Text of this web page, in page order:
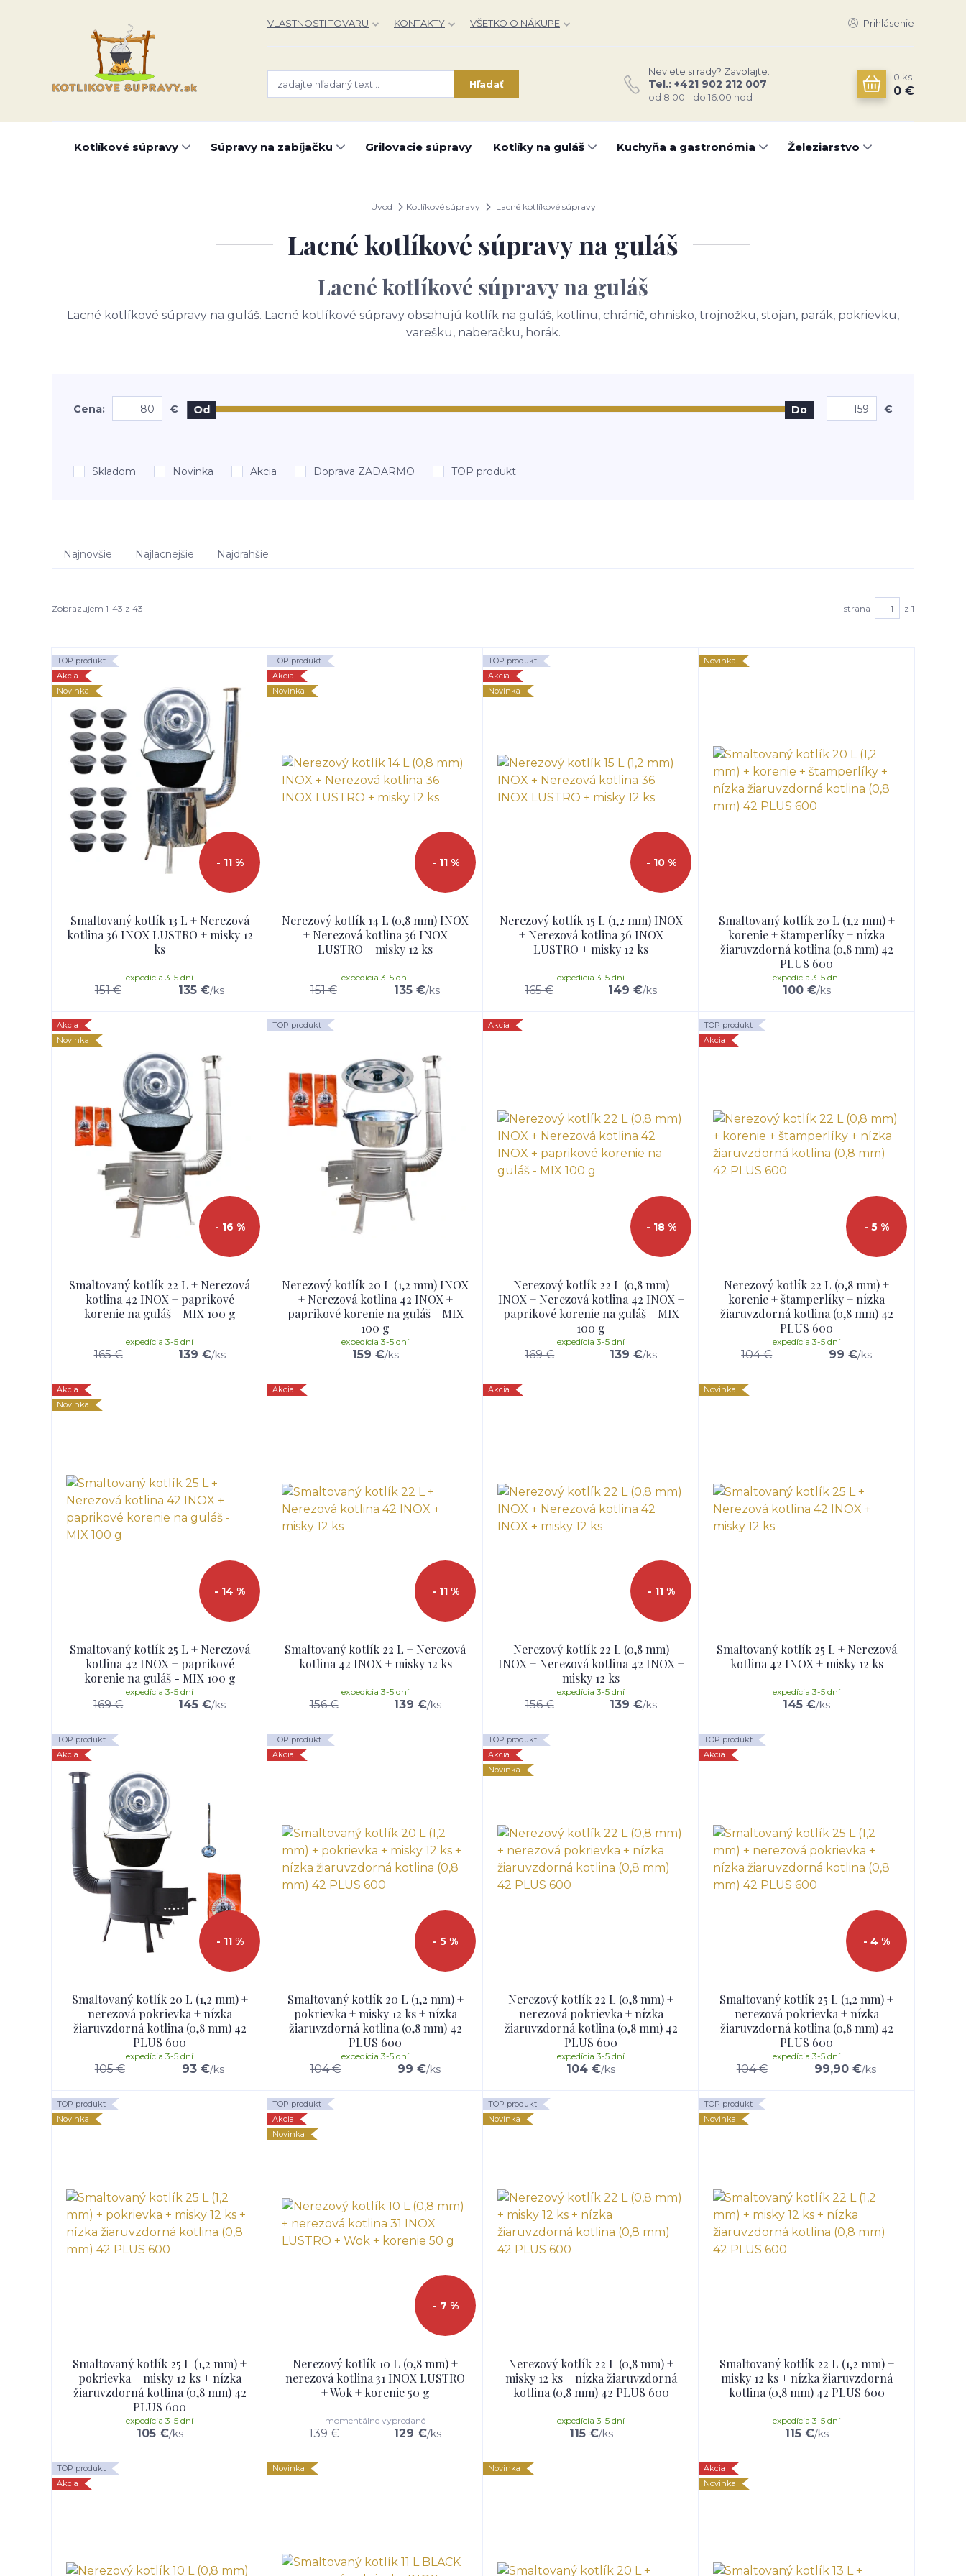
VLASTNOSTI TOVARU KONTAKTY VŠETKO O NÁKUPE Prihlásenie
Hľadať
Neviete si rady? Zavolajte.
Tel.: +421 902 212 007
od 8:00 - do 16:00 hod
0 ks
0 €
Kotlíkové súpravy Súpravy na zabíjačku Grilovacie súpravy Kotlíky na guláš Kuchyňa a gastronómia Železiarstvo
Úvod Kotlíkové súpravy Lacné kotlíkové súpravy
Lacné kotlíkové súpravy na guláš
Lacné kotlíkové súpravy na guláš
Lacné kotlíkové súpravy na guláš. Lacné kotlíkové súpravy obsahujú kotlík na guláš, kotlinu, chránič, ohnisko, trojnožku, stojan, parák, pokrievku,
varešku, naberačku, horák.
Cena: € Od Do €
Skladom Novinka Akcia Doprava ZADARMO TOP produkt
Najnovšie Najlacnejšie Najdrahšie
Zobrazujem 1-43 z 43 strana z 1
TOP produkt
Akcia
Novinka
- 11 %
Smaltovaný kotlík 13 L + Nerezová
kotlina 36 INOX LUSTRO + misky 12
ks
151 € 135 €/ks
expedícia 3-5 dní
TOP produkt
Akcia
Novinka
- 11 %
Nerezový kotlík 14 L (0,8 mm) INOX
+ Nerezová kotlina 36 INOX
LUSTRO + misky 12 ks
151 € 135 €/ks
expedícia 3-5 dní
TOP produkt
Akcia
Novinka
- 10 %
Nerezový kotlík 15 L (1,2 mm) INOX
+ Nerezová kotlina 36 INOX
LUSTRO + misky 12 ks
165 € 149 €/ks
expedícia 3-5 dní
Novinka
Smaltovaný kotlík 20 L (1,2 mm) +
korenie + štamperlíky + nízka
žiaruvzdorná kotlina (0,8 mm) 42
PLUS 600
100 €/ks
expedícia 3-5 dní
Akcia
Novinka
- 16 %
Smaltovaný kotlík 22 L + Nerezová
kotlina 42 INOX + paprikové
korenie na guláš - MIX 100 g
165 € 139 €/ks
expedícia 3-5 dní
TOP produkt
Nerezový kotlík 20 L (1,2 mm) INOX
+ Nerezová kotlina 42 INOX +
paprikové korenie na guláš - MIX
100 g
159 €/ks
expedícia 3-5 dní
Akcia
- 18 %
Nerezový kotlík 22 L (0,8 mm)
INOX + Nerezová kotlina 42 INOX +
paprikové korenie na guláš - MIX
100 g
169 € 139 €/ks
expedícia 3-5 dní
TOP produkt
Akcia
- 5 %
Nerezový kotlík 22 L (0,8 mm) +
korenie + štamperlíky + nízka
žiaruvzdorná kotlina (0,8 mm) 42
PLUS 600
104 € 99 €/ks
expedícia 3-5 dní
Akcia
Novinka
- 14 %
Smaltovaný kotlík 25 L + Nerezová
kotlina 42 INOX + paprikové
korenie na guláš - MIX 100 g
169 € 145 €/ks
expedícia 3-5 dní
Akcia
- 11 %
Smaltovaný kotlík 22 L + Nerezová
kotlina 42 INOX + misky 12 ks
156 € 139 €/ks
expedícia 3-5 dní
Akcia
- 11 %
Nerezový kotlík 22 L (0,8 mm)
INOX + Nerezová kotlina 42 INOX +
misky 12 ks
156 € 139 €/ks
expedícia 3-5 dní
Novinka
Smaltovaný kotlík 25 L + Nerezová
kotlina 42 INOX + misky 12 ks
145 €/ks
expedícia 3-5 dní
TOP produkt
Akcia
- 11 %
Smaltovaný kotlík 20 L (1,2 mm) +
nerezová pokrievka + nízka
žiaruvzdorná kotlina (0,8 mm) 42
PLUS 600
105 € 93 €/ks
expedícia 3-5 dní
TOP produkt
Akcia
- 5 %
Smaltovaný kotlík 20 L (1,2 mm) +
pokrievka + misky 12 ks + nízka
žiaruvzdorná kotlina (0,8 mm) 42
PLUS 600
104 € 99 €/ks
expedícia 3-5 dní
TOP produkt
Akcia
Novinka
Nerezový kotlík 22 L (0,8 mm) +
nerezová pokrievka + nízka
žiaruvzdorná kotlina (0,8 mm) 42
PLUS 600
104 €/ks
expedícia 3-5 dní
TOP produkt
Akcia
- 4 %
Smaltovaný kotlík 25 L (1,2 mm) +
nerezová pokrievka + nízka
žiaruvzdorná kotlina (0,8 mm) 42
PLUS 600
104 € 99,90 €/ks
expedícia 3-5 dní
TOP produkt
Novinka
Smaltovaný kotlík 25 L (1,2 mm) +
pokrievka + misky 12 ks + nízka
žiaruvzdorná kotlina (0,8 mm) 42
PLUS 600
105 €/ks
expedícia 3-5 dní
TOP produkt
Akcia
Novinka
- 7 %
Nerezový kotlík 10 L (0,8 mm) +
nerezová kotlina 31 INOX LUSTRO
+ Wok + korenie 50 g
139 € 129 €/ks
momentálne vypredané
TOP produkt
Novinka
Nerezový kotlík 22 L (0,8 mm) +
misky 12 ks + nízka žiaruvzdorná
kotlina (0,8 mm) 42 PLUS 600
115 €/ks
expedícia 3-5 dní
TOP produkt
Novinka
Smaltovaný kotlík 22 L (1,2 mm) +
misky 12 ks + nízka žiaruvzdorná
kotlina (0,8 mm) 42 PLUS 600
115 €/ks
expedícia 3-5 dní
TOP produkt
Akcia
Novinka Novinka
Akcia
Novinka